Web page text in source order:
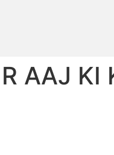
AAJ KI